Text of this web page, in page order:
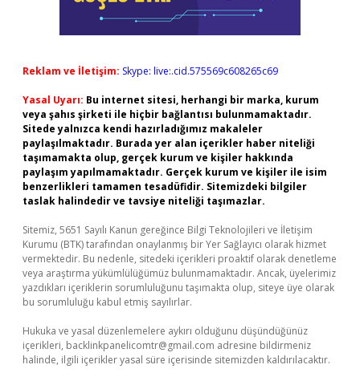
Reklam ve İletişim: Skype: live:.cid.575569c608265c69
Yasal Uyarı: Bu internet sitesi, herhangi bir marka, kurum
veya şahıs şirketi ile hiçbir bağlantısı bulunmamaktadır.
Sitede yalnızca kendi hazırladığımız makaleler
paylaşılmaktadır. Burada yer alan içerikler haber niteliği
taşımamakta olup, gerçek kurum ve kişiler hakkında
paylaşım yapılmamaktadır. Gerçek kurum ve kişiler ile isim
benzerlikleri tamamen tesadüfidir. Sitemizdeki bilgiler
taslak halindedir ve tavsiye niteliği taşımazlar.
Sitemiz, 5651 Sayılı Kanun gereğince Bilgi Teknolojileri ve İletişim
Kurumu (BTK) tarafından onaylanmış bir Yer Sağlayıcı olarak hizmet
vermektedir. Bu nedenle, sitedeki içerikleri proaktif olarak denetleme
veya araştırma yükümlülüğümüz bulunmamaktadır. Ancak, üyelerimiz
yazdıkları içeriklerin sorumluluğunu taşımakta olup, siteye üye olarak
bu sorumluluğu kabul etmiş sayılırlar.
Hukuka ve yasal düzenlemelere aykırı olduğunu düşündüğünüz
içerikleri, backlinkpanelicomtr@gmail.com adresine bildirmeniz
halinde, ilgili içerikler yasal süre içerisinde sitemizden kaldırılacaktır.